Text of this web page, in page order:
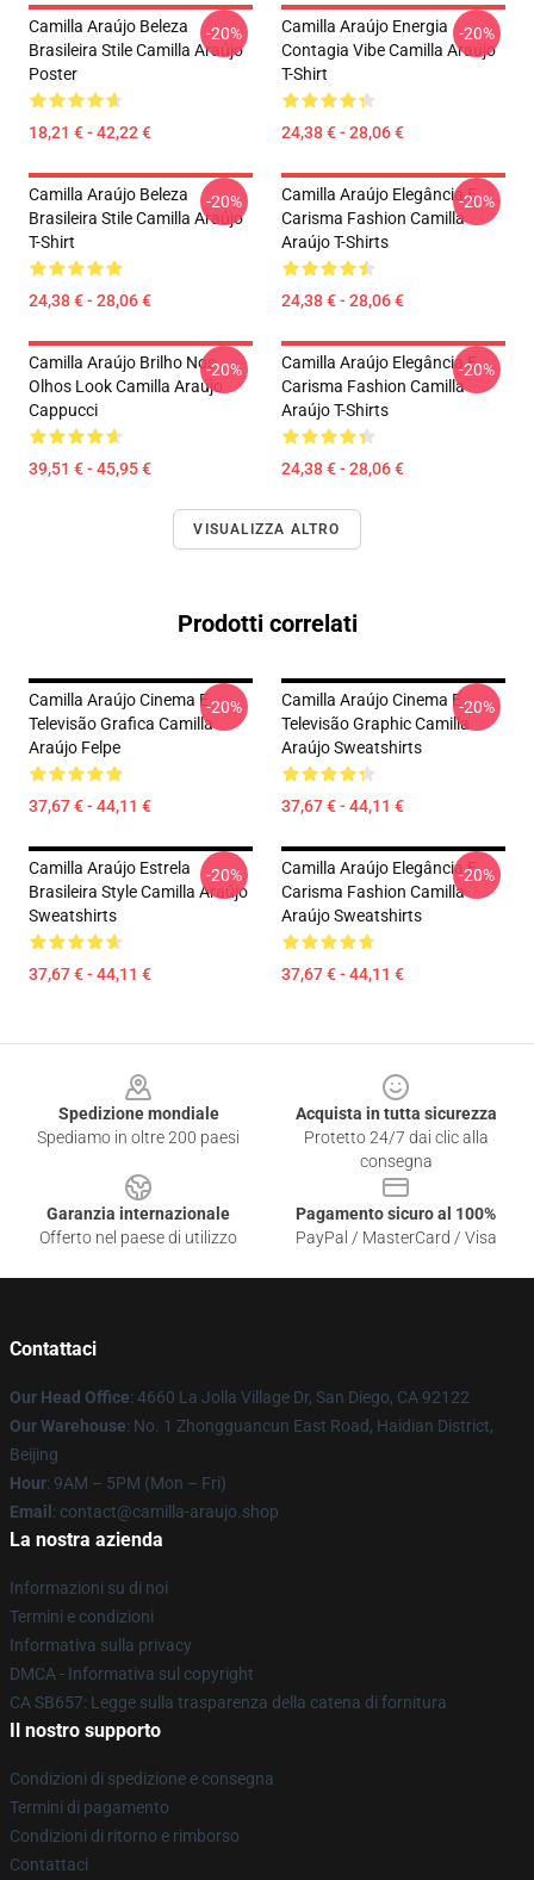
Camilla Araújo Beleza
Brasileira Stile Camilla Araújo
Poster
18,21 € - 42,22 €
-20%
Camilla Araújo Energia
Contagia Vibe Camilla Araújo
T-Shirt
24,38 € - 28,06 €
-20%
Camilla Araújo Beleza
Brasileira Stile Camilla Araújo
T-Shirt
24,38 € - 28,06 €
-20%
Camilla Araújo Elegância E
Carisma Fashion Camilla
Araújo T-Shirts
24,38 € - 28,06 €
-20%
Camilla Araújo Brilho Nos
Olhos Look Camilla Araújo
Cappucci
39,51 € - 45,95 €
-20%
Camilla Araújo Elegância E
Carisma Fashion Camilla
Araújo T-Shirts
24,38 € - 28,06 €
-20%
VISUALIZZA ALTRO
Prodotti correlati
Camilla Araújo Cinema E
Televisão Grafica Camilla
Araújo Felpe
37,67 € - 44,11 €
-20%
Camilla Araújo Cinema E
Televisão Graphic Camilla
Araújo Sweatshirts
37,67 € - 44,11 €
-20%
Camilla Araújo Estrela
Brasileira Style Camilla Araújo
Sweatshirts
37,67 € - 44,11 €
-20%
Camilla Araújo Elegância E
Carisma Fashion Camilla
Araújo Sweatshirts
37,67 € - 44,11 €
-20%
Spedizione mondiale
Spediamo in oltre 200 paesi
Acquista in tutta sicurezza
Protetto 24/7 dai clic alla
consegna
Garanzia internazionale
Offerto nel paese di utilizzo
Pagamento sicuro al 100%
PayPal / MasterCard / Visa
Contattaci
Our Head Office: 4660 La Jolla Village Dr, San Diego, CA 92122
Our Warehouse: No. 1 Zhongguancun East Road, Haidian District,
Beijing
Hour: 9AM – 5PM (Mon – Fri)
Email : contact@camilla-araujo.shop
La nostra azienda
Informazioni su di noi
Termini e condizioni
Informativa sulla privacy
DMCA - Informativa sul copyright
CA SB657: Legge sulla trasparenza della catena di fornitura
Il nostro supporto
Condizioni di spedizione e consegna
Termini di pagamento
Condizioni di ritorno e rimborso
Contattaci